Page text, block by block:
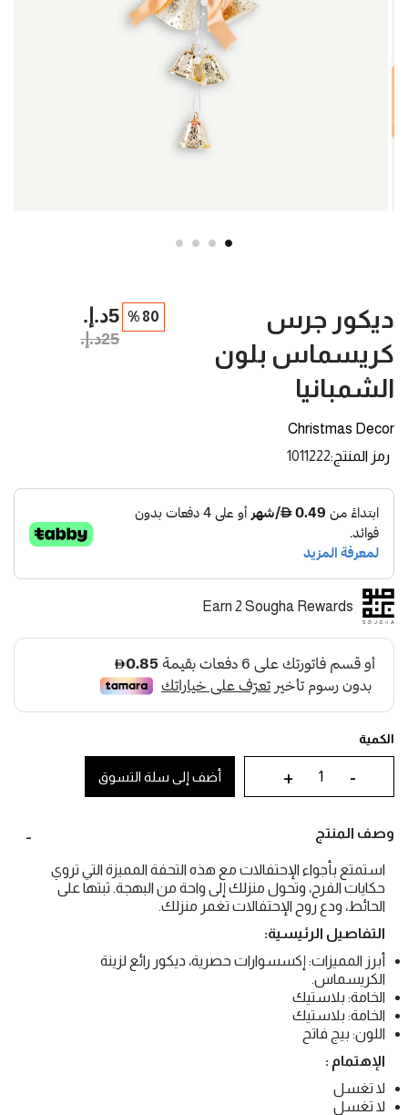
ديكور جرس
كريسماس بلون
الشمبانيا
Christmas Decor
رمز المنتج 1011222
80 % 5د.إ.‏
25د.إ.‏
Earn 2 Sougha Rewards
الكمية
-
+ أضف إلى سلة التسوق
وصف المنتج
استمتع بأجواء الإحتفالات مع هذه التحفة المميزة التي تروي
حكايات الفرح، وتحول منزلك إلى واحة من البهجة. ثبتها على
الحائط، ودع روح الإحتفالات تغمر منزلك.
التفاصيل الرئيسية:
أبرز المميزات: إكسسوارات حصرية، ديكور رائع لزينة
الكريسماس.
الخامة: بلاستيك
الخامة: بلاستيك
اللون: بيج فاتح
الإهتمام :
لا تغسل
لا تغسل